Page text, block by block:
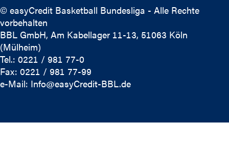
© easyCredit Basketball Bundesliga - Alle Rechte
vorbehalten
BBL GmbH, Am Kabellager 11-13, 51063 Köln
(Mülheim)
Tel.: 0221 / 981 77-0
Fax: 0221 / 981 77-99
e-Mail: Info@easyCredit-BBL.de